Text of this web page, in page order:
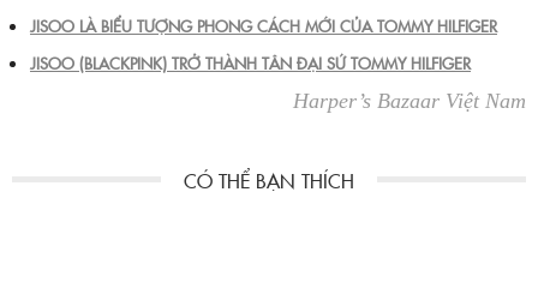
JISOO LÀ BIỂU TƯỢNG PHONG CÁCH MỚI CỦA TOMMY HILFIGER
JISOO (BLACKPINK) TRỞ THÀNH TÂN ĐẠI SỨ TOMMY HILFIGER
Harper’s Bazaar Việt Nam